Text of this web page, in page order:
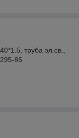
труба эл.св.,
85